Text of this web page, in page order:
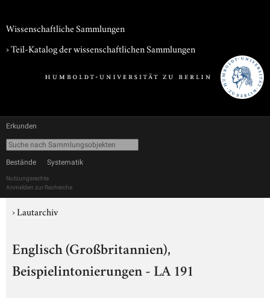
Wissenschaftliche Sammlungen
› Teil-Katalog der wissenschaftlichen Sammlungen
Erkunden
Bestände Systematik
Nutzungsrechte
Anmelden zur Recherche
›Lautarchiv
Englisch (Großbritannien),
Beispielintonierungen - LA 191